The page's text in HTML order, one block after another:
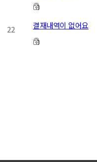
22 결재내역이 없어요